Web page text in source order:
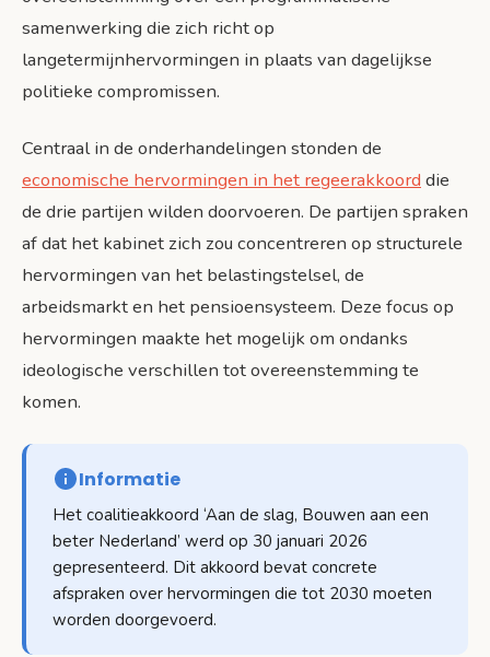
samenwerking die zich richt op
langetermijnhervormingen in plaats van dagelijkse
politieke compromissen.
Centraal in de onderhandelingen stonden de
economische hervormingen in het regeerakkoord die
de drie partijen wilden doorvoeren. De partijen spraken
af dat het kabinet zich zou concentreren op structurele
hervormingen van het belastingstelsel, de
arbeidsmarkt en het pensioensysteem. Deze focus op
hervormingen maakte het mogelijk om ondanks
ideologische verschillen tot overeenstemming te
komen.
Informatie
Het coalitieakkoord ‘Aan de slag, Bouwen aan een
beter Nederland’ werd op 30 januari 2026
gepresenteerd. Dit akkoord bevat concrete
afspraken over hervormingen die tot 2030 moeten
worden doorgevoerd.